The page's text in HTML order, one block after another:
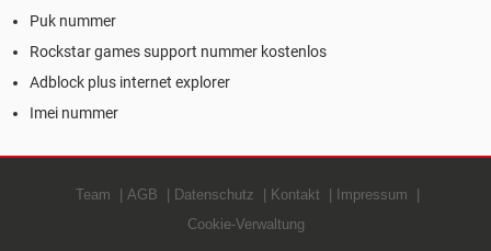
Puk nummer
Rockstar games support nummer kostenlos
Adblock plus internet explorer
Imei nummer
Team AGB Datenschutz Kontakt
Impressum
Cookie-Verwaltung